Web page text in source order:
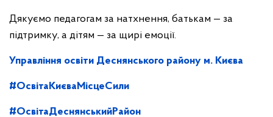
Дякуємо педагогам за натхнення, батькам — за
підтримку, а дітям — за щирі емоції.
Управління освіти Деснянського району м. Києва
#ОсвітаКиєваМісцеСили
#ОсвітаДеснянськийРайон